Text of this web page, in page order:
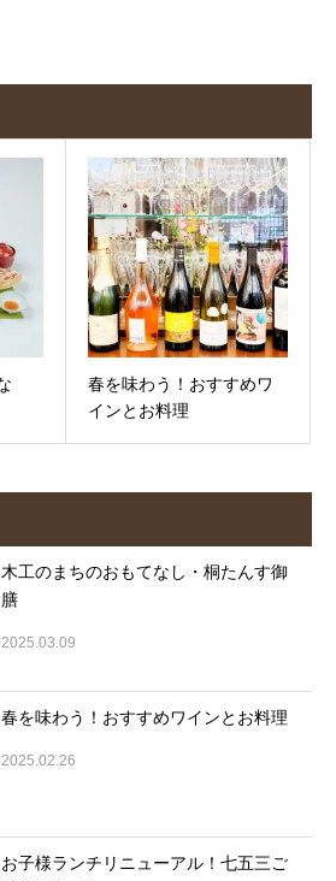
春を味わう！おすすめワ
インとお料理
木工のまちのおもてなし・桐たんす御
膳
2025.03.09
春を味わう！おすすめワインとお料理
2025.02.26
お子様ランチリニューアル！七五三ご